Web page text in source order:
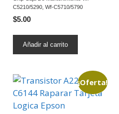
C5210/5290, Wf-C5710/5790
$5.00
Añadir al carrito
¡Oferta!